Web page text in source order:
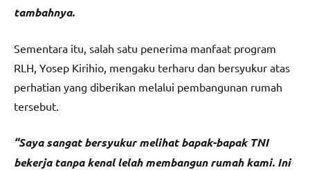
tambahnya.
Sementara itu, salah satu penerima manfaat program
RLH, Yosep Kirihio, mengaku terharu dan bersyukur atas
perhatian yang diberikan melalui pembangunan rumah
tersebut.
“Saya sangat bersyukur melihat bapak-bapak TNI
bekerja tanpa kenal lelah membangun rumah kami. Ini